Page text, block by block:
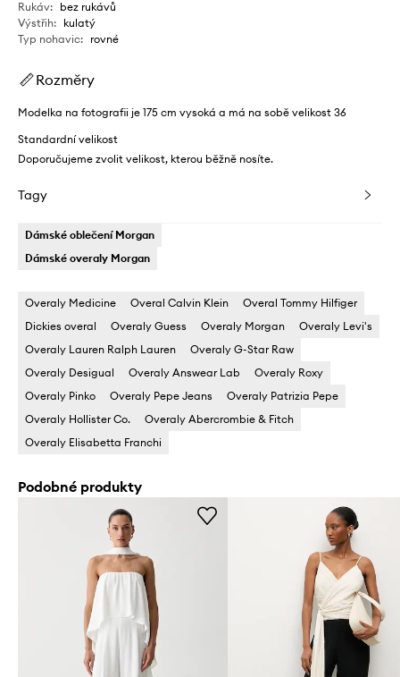
Rukáv: bez rukávů
Výstřih: kulatý
Typ nohavic: rovné
Rozměry
Modelka na fotografii je 175 cm vysoká a má na sobě velikost 36
Standardní velikost
Doporučujeme zvolit velikost, kterou běžně nosíte.
Tagy
Dámské oblečení Morgan
Dámské overaly Morgan
Overaly Medicine Overal Calvin Klein
Overal Tommy Hilfiger
Dickies overal
Overaly Guess Overaly Morgan
Overaly Levi's
Overaly Lauren Ralph Lauren
Overaly G-Star Raw
Overaly Desigual
Overaly Answear Lab
Overaly Roxy
Overaly Pinko
Overaly Pepe Jeans
Overaly Patrizia Pepe
Overaly Hollister Co.
Overaly Abercrombie & Fitch
Overaly Elisabetta Franchi
Podobné produkty